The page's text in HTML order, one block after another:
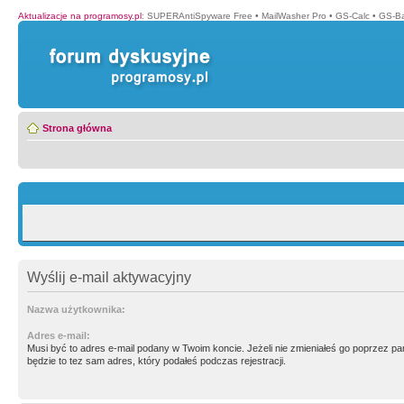
Aktualizacje na programosy.pl: SUPERAntiSpyware Free • MailWasher Pro • GS-Calc • GS-
Strona główna
Wyślij e-mail aktywacyjny
Nazwa użytkownika:
Adres e-mail:
Musi być to adres e-mail podany w Twoim koncie. Jeżeli nie zmieniałeś go poprzez
będzie to tez sam adres, który podałeś podczas rejestracji.